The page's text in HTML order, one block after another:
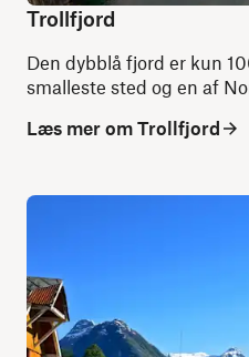
Trollfjord
Den dybblå fjord er kun
smalleste sted og en af
Læs mer om Trollfjord